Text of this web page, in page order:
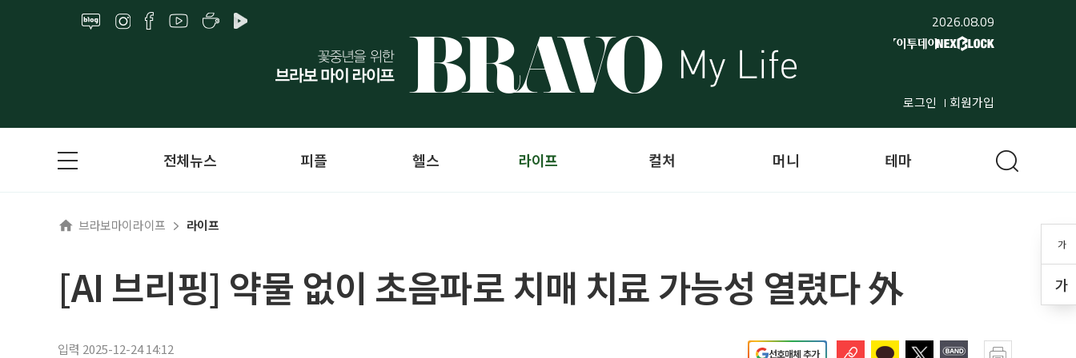
2026.08.09
로그인 회원가입
가
가
전체뉴스 피플 헬스 라이프 컬처 머니 테마
브라보마이라이프 라이프
[AI 브리핑] 약물 없이 초음파로 치매 치료 가능성 열렸다 外
입력 2025-12-24 14:12 선호매체 추가